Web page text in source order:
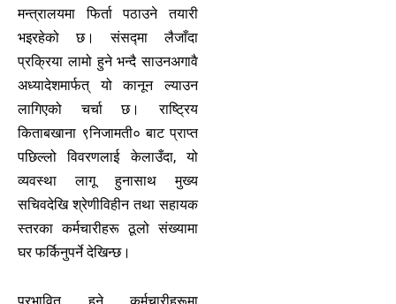
मन्त्रालयमा फिर्ता पठाउने तयारी
भइरहेको छ। संसद्मा लैजाँदा
प्रक्रिया लामो हुने भन्दै साउनअगावै
अध्यादेशमार्फत् यो कानून ल्याउन
लागिएको चर्चा छ। राष्ट्रिय
किताबखाना ९निजामती० बाट प्राप्त
पछिल्लो विवरणलाई केलाउँदा, यो
व्यवस्था लागू हुनासाथ मुख्य
सचिवदेखि श्रेणीविहीन तथा सहायक
स्तरका कर्मचारीहरू ठूलो संख्यामा
घर फर्किनुपर्ने देखिन्छ।